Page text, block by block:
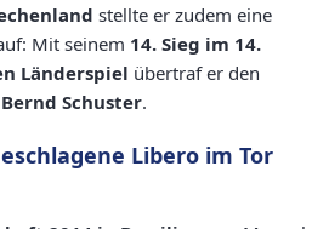
stellte er zudem eine
Mit seinem 14. Sieg im 14.
Länderspiel übertraf er den
Bernd Schuster.
Libero im Tor